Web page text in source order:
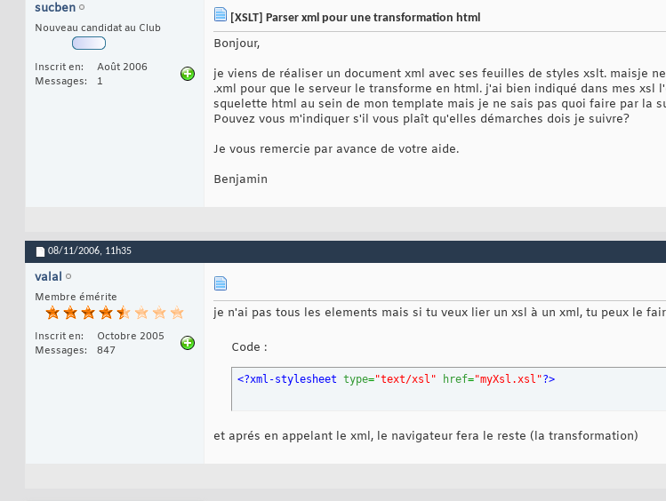
sucben
Nouveau candidat au Club
Inscrit en
Août 2006
Messages
1
[XSLT] Parser xml pour une transformation html
Bonjour,
je viens de réaliser un document xml avec ses feuilles de styles xslt. maisje
.xml pour que le serveur le transforme en html. j'ai bien indiqué dans mes
squelette html au sein de mon template mais je ne sais pas quoi faire par la
Pouvez vous m'indiquer s'il vous plaît qu'elles démarches dois je suivre?
Je vous remercie par avance de votre aide.
Benjamin
08/11/2006, 11h35
valal
Membre émérite
Inscrit en
Octobre 2005
Messages
847
je n'ai pas tous les elements mais si tu veux lier un xsl à un xml, tu peux le
Code :
<?xml-stylesheet type="text/xsl" href="myXsl.xsl"?>
et aprés en appelant le xml, le navigateur fera le reste (la transformation)